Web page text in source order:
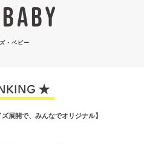
・ベビー
★
展開で、みんなでオリジナル】